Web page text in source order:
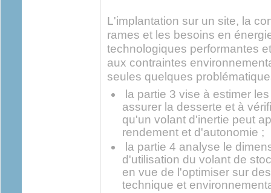
L'implantation sur un site, la
rames et les besoins en
technologiques performantes
aux contraintes
seules quelques
la partie 3 vise à estimer
assurer la desserte et à
qu'un volant d'inertie peut
rendement et d'autonomie ;
la partie 4 analyse le
d'utilisation du volant de
en vue de l'optimiser sur
technique et